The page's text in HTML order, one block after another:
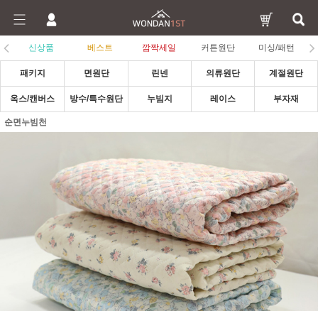
신상품 베스트 깜짝세일 커튼원단 미싱/패턴
패키지 면원단 린넨 의류원단 계절원단
옥스/캔버스 방수/특수원단 누빔지 레이스 부자재
순면누빔천